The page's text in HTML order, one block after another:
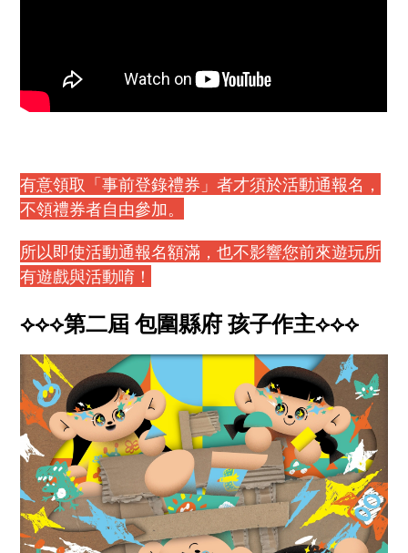
有意領取「事前登錄禮券」者才須於活動通報名，
不領禮券者自由參加。
所以即使活動通報名額滿，也不影響您前來遊玩所
有遊戲與活動唷！
⟡⟡⟡第二屆 包圍縣府 孩子作主⟡⟡⟡